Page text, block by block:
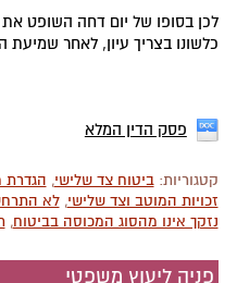
לכן בסופו של יום דחה השופט
כלשונו בצריך עיון, לאחר שמיעת
פסק הדין המלא
קטגוריות:ביטוח צד שלישי, הגדרת
זכויות המוטב וצד שלישי,לא
נזקך אינו מהסוג המכוסה בביטוח,
פניה ליעוץ משפטי